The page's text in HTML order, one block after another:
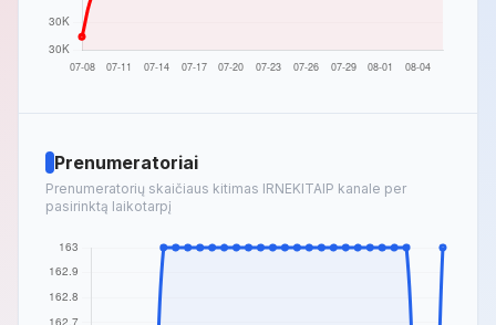
Prenumeratoriai
Prenumeratorių skaičiaus kitimas IRNEKITAIP kanale per
pasirinktą laikotarpį